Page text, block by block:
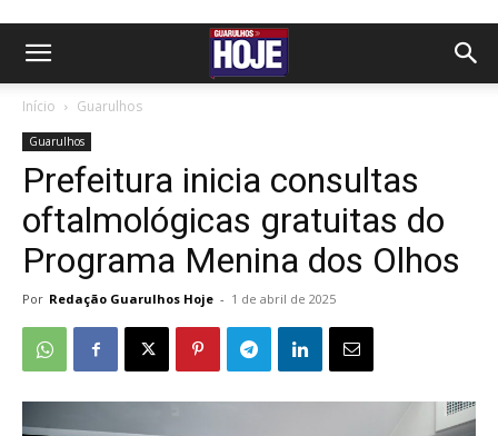
Início Guarulhos
Guarulhos
Prefeitura inicia consultas
oftalmológicas gratuitas do
Programa Menina dos Olhos
Por Redação Guarulhos Hoje - 1 de abril de 2025